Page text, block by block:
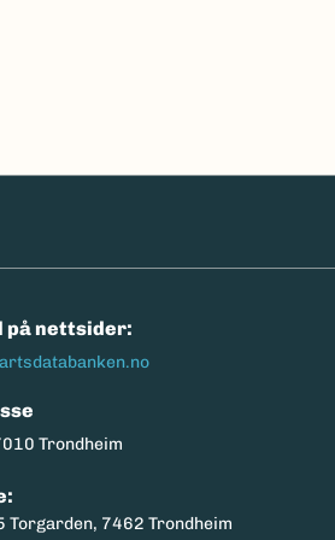
på nettsider:
Trondheim
Torgarden, 7462 Trondheim